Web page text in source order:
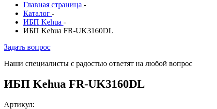
Главная страница -
Каталог -
ИБП Kehua -
ИБП Kehua FR-UK3160DL
Задать вопрос
Наши специалисты с радостью ответят на любой вопрос
ИБП Kehua FR-UK3160DL
Артикул: